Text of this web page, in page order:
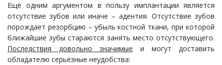
Ещё одним аргументом в пользу имплантации является
отсутствие зубов или иначе – адентия. Отсутствие зубов
порождает резорбцию – убыль костной ткани, при которой
ближайшие зубы стараются занять место отсутствующего.
Последствия довольно значимые и могут доставить
обладателю серьёзные неудобства: